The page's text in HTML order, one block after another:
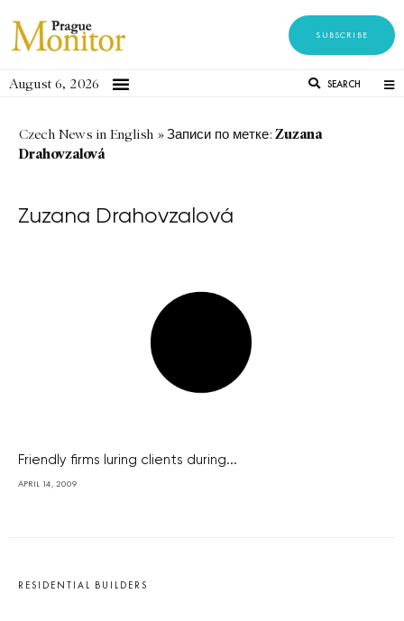
SUBSCRIBE
August 6, 2026 SEARCH
Czech News in English »Записи по метке: Zuzana
Drahovzalová
Zuzana Drahovzalová
Friendly firms luring clients during...
APRIL 14, 2009
RESIDENTIAL BUILDERS